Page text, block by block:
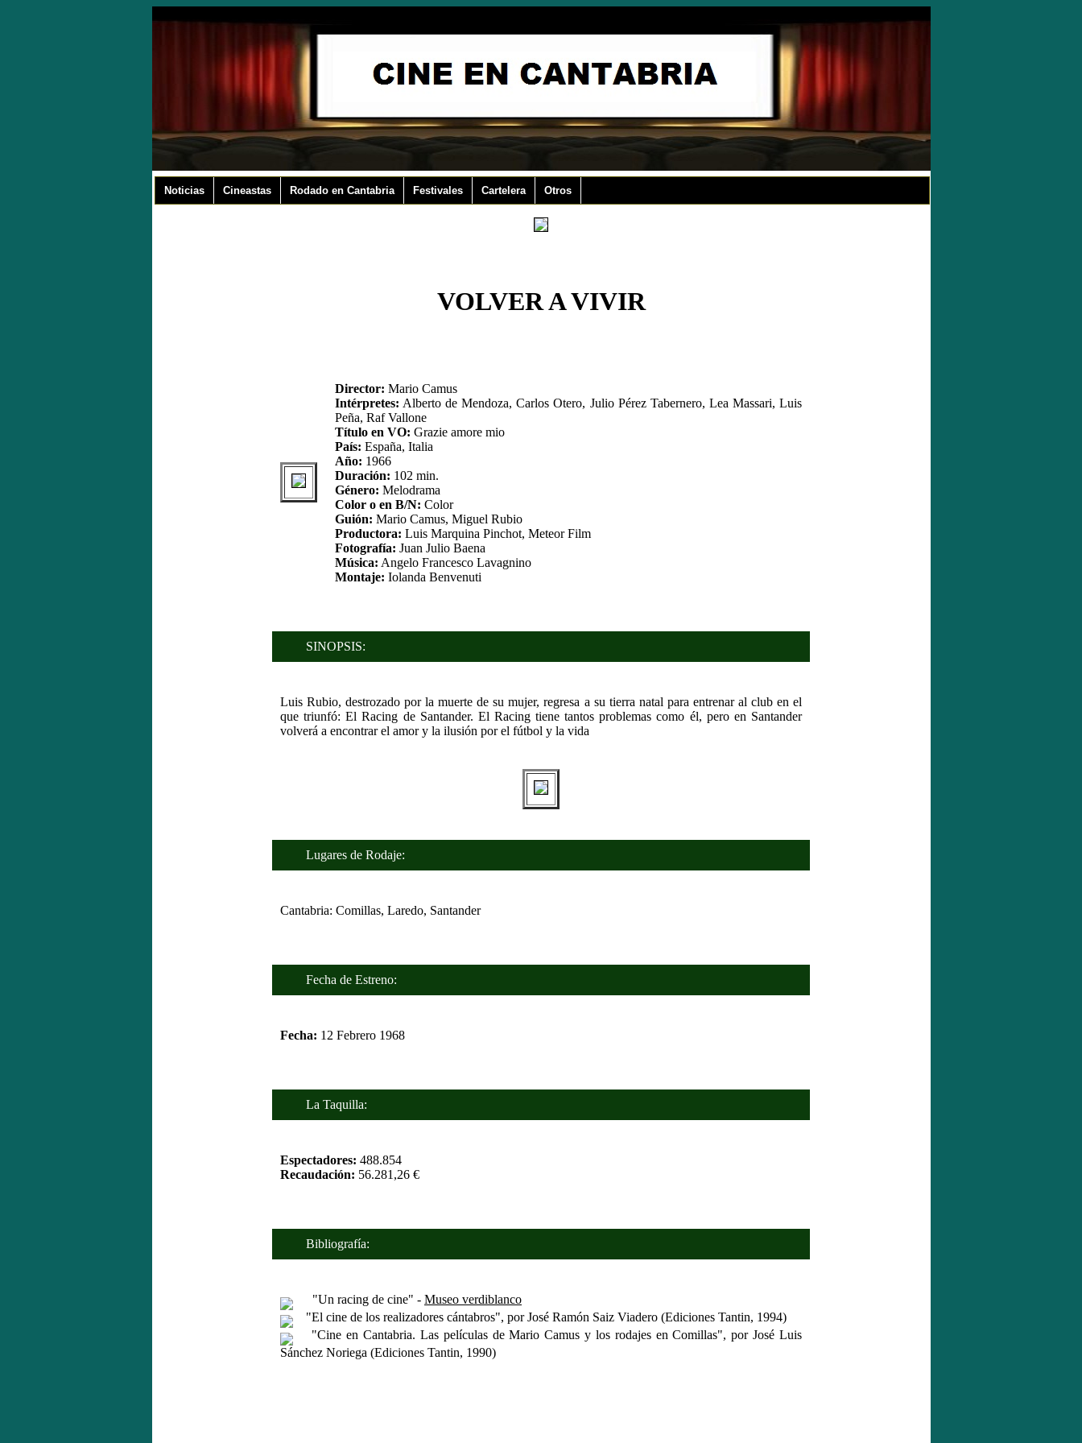
Noticias Cineastas Rodado en Cantabria Festivales Cartelera Otros
VOLVER A VIVIR
Director: Mario Camus
Intérpretes: Alberto de Mendoza, Carlos Otero, Julio Pérez Tabernero, Lea Massari, Luis
Peña, Raf Vallone
Título en VO: Grazie amore mio
País: España, Italia
Año: 1966
Duración: 102 min.
Género: Melodrama
Color o en B/N: Color
Guión: Mario Camus, Miguel Rubio
Productora: Luis Marquina Pinchot, Meteor Film
Fotografía: Juan Julio Baena
Música: Angelo Francesco Lavagnino
Montaje: Iolanda Benvenuti
SINOPSIS:
Luis Rubio, destrozado por la muerte de su mujer, regresa a su tierra natal para entrenar al club en el
que triunfó: El Racing de Santander. El Racing tiene tantos problemas como él, pero en Santander
volverá a encontrar el amor y la ilusión por el fútbol y la vida
Lugares de Rodaje:
Cantabria: Comillas, Laredo, Santander
Fecha de Estreno:
Fecha: 12 Febrero 1968
La Taquilla:
Espectadores: 488.854
Recaudación: 56.281,26 €
Bibliografía:
"Un racing de cine" - Museo verdiblanco
"El cine de los realizadores cántabros", por José Ramón Saiz Viadero (Ediciones Tantin, 1994)
"Cine en Cantabria. Las películas de Mario Camus y los rodajes en Comillas", por José Luis
Sánchez Noriega (Ediciones Tantin, 1990)